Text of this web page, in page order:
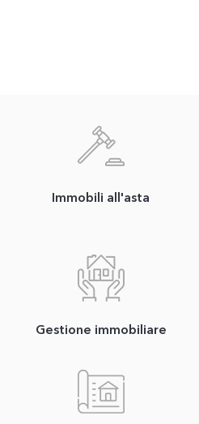
Immobili all'asta
Gestione immobiliare